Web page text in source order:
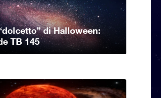
di Halloween:
TB 145